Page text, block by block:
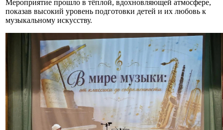
Мероприятие прошло в тёплой, вдохновляющей атмосфере,
показав высокий уровень подготовки детей и их любовь к
музыкальному искусству.